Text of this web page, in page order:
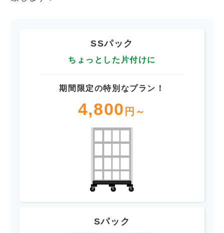
SSパック
ちょっとした片付けに
期間限定の特別なプラン！
4,800 円～
Sパック